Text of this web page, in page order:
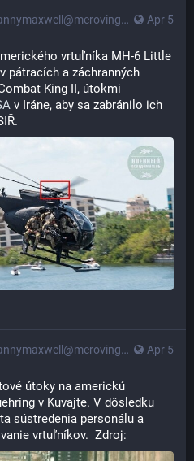
Apr 5
vrtuľníka MH-6 Little
pátracích a záchranných
King II, útokmi
v Iráne, aby sa zabránilo ich
Apr 5
útoky na americkú
v Kuvajte. V dôsledku
sústredenia personálu a
vrtuľníkov.  Zdroj: